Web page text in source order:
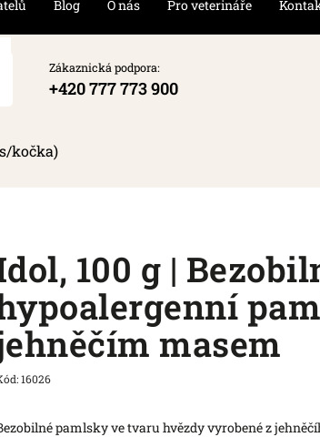
Blog O nás Pro veterináře
Zákaznická podpora:
+420 777 773 900
kočka)
100 g |
masem
16026
pamlsky ve tvaru hvězdy vyrobené z